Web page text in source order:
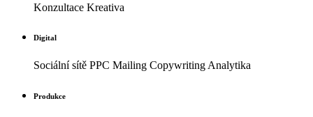
Konzultace Kreativa
Digital
Sociální sítě PPC Mailing Copywriting Analytika
Produkce